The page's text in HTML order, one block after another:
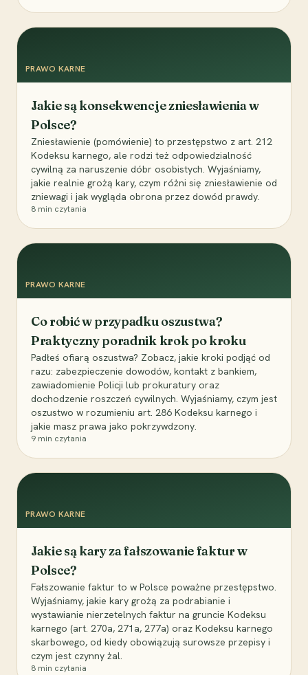
PRAWO KARNE
Jakie są konsekwencje zniesławienia w
Polsce?
Zniesławienie (pomówienie) to przestępstwo z art. 212
Kodeksu karnego, ale rodzi też odpowiedzialność
cywilną za naruszenie dóbr osobistych. Wyjaśniamy,
jakie realnie grożą kary, czym różni się zniesławienie od
zniewagi i jak wygląda obrona przez dowód prawdy.
8 min czytania
PRAWO KARNE
Co robić w przypadku oszustwa?
Praktyczny poradnik krok po kroku
Padłeś ofiarą oszustwa? Zobacz, jakie kroki podjąć od
razu: zabezpieczenie dowodów, kontakt z bankiem,
zawiadomienie Policji lub prokuratury oraz
dochodzenie roszczeń cywilnych. Wyjaśniamy, czym jest
oszustwo w rozumieniu art. 286 Kodeksu karnego i
jakie masz prawa jako pokrzywdzony.
9 min czytania
PRAWO KARNE
Jakie są kary za fałszowanie faktur w
Polsce?
Fałszowanie faktur to w Polsce poważne przestępstwo.
Wyjaśniamy, jakie kary grożą za podrabianie i
wystawianie nierzetelnych faktur na gruncie Kodeksu
karnego (art. 270a, 271a, 277a) oraz Kodeksu karnego
skarbowego, od kiedy obowiązują surowsze przepisy i
czym jest czynny żal.
8 min czytania